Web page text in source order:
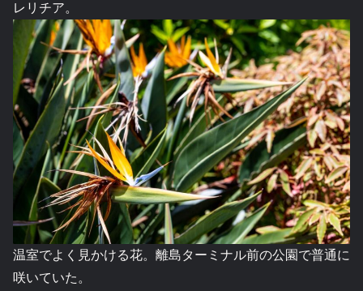
レリチア。
温室でよく見かける花。離島ターミナル前の公園で普通に
咲いていた。